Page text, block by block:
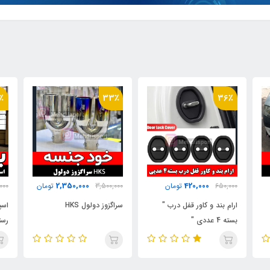
33٪
3,500,000
2,350,000 تومان
سراگزوز دولول HKS
22٪
550,000
430,000 تومان
اسپری کارواش بدون آب
**